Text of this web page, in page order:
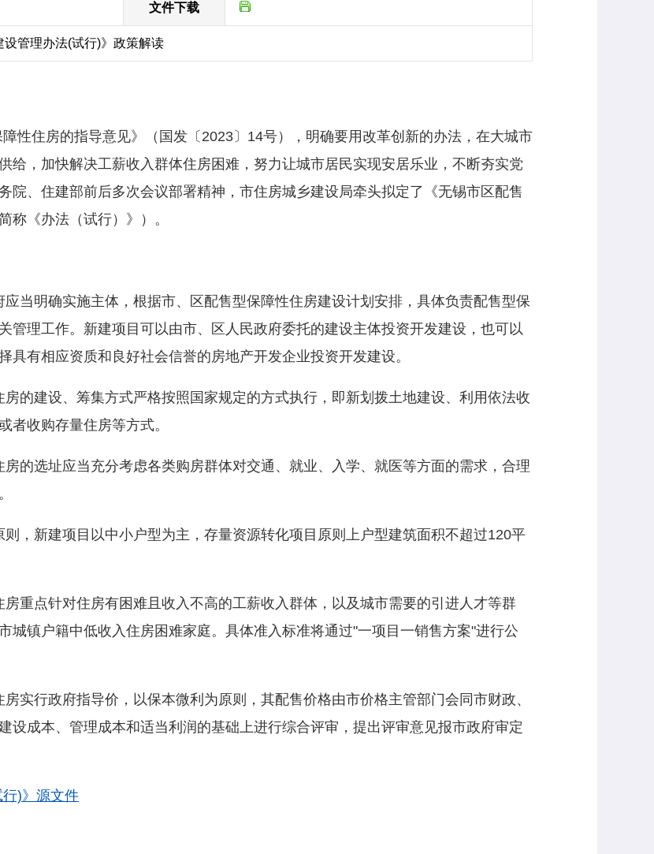
文件下载
设管理办法(试行)》政策解读
性住房的指导意见》（国发〔2023〕14号），明确要用改革创新的办法，在大城市
给，加快解决工薪收入群体住房困难，努力让城市居民实现安居乐业，不断夯实党
院、住建部前后多次会议部署精神，市住房城乡建设局牵头拟定了《无锡市区配售
称《办法（试行）》）。
当明确实施主体，根据市、区配售型保障性住房建设计划安排，具体负责配售型保
管理工作。新建项目可以由市、区人民政府委托的建设主体投资开发建设，也可以
有相应资质和良好社会信誉的房地产开发企业投资开发建设。
的建设、筹集方式严格按照国家规定的方式执行，即新划拨土地建设、利用依法收
者收购存量住房等方式。
的选址应当充分考虑各类购房群体对交通、就业、入学、就医等方面的需求，合理
，新建项目以中小户型为主，存量资源转化项目原则上户型建筑面积不超过120平
重点针对住房有困难且收入不高的工薪收入群体，以及城市需要的引进人才等群
城镇户籍中低收入住房困难家庭。具体准入标准将通过"一项目一销售方案"进行公
实行政府指导价，以保本微利为原则，其配售价格由市价格主管部门会同市财政、
设成本、管理成本和适当利润的基础上进行综合评审，提出评审意见报市政府审定
行)》源文件